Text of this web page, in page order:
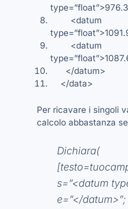
<datum
<datum
</datum>
</data>
Per ricavare i singoli
calcolo abbastanza
Dichiara(
s=”<datum
e=”</datum>”;